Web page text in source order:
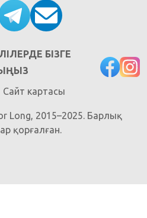
БІЗГЕ
Сайт картасы
Long, 2015–2025. Барлық
қорғалған.